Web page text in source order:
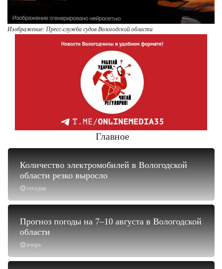
Изображение: Пресс-служба судов Вологодской области
Главное
сегодня
Количество электромобилей в Вологодской
области резко выросло
вчера
Прогноз погоды на 7–10 августа в Вологодской
области